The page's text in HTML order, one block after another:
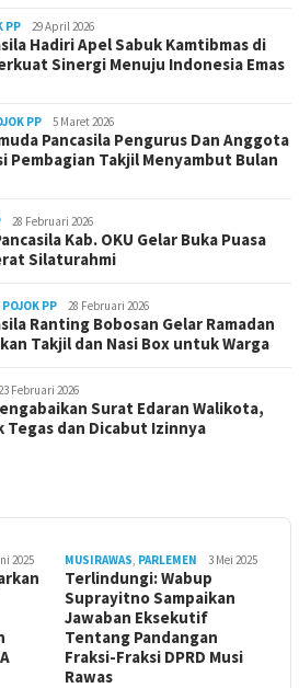
PP 29 April 2026
Hadiri Apel Sabuk Kamtibmas di
Sinergi Menuju Indonesia Emas
PP 5 Maret 2026
Pancasila Pengurus Dan Anggota
Pembagian Takjil Menyambut Bulan
28 Februari 2026
Kab. OKU Gelar Buka Puasa
Silaturahmi
POJOK PP 28 Februari 2026
Ranting Bobosan Gelar Ramadan
Takjil dan Nasi Box untuk Warga
Februari 2026
Surat Edaran Walikota,
Tegas dan Dicabut Izinnya
2025 MUSIRAWAS PARLEMEN 3 Mei 2025
Terlindungi: Wabup
Suprayitno Sampaikan
Jawaban Eksekutif
Tentang Pandangan
Fraksi-Fraksi DPRD Musi
Rawas